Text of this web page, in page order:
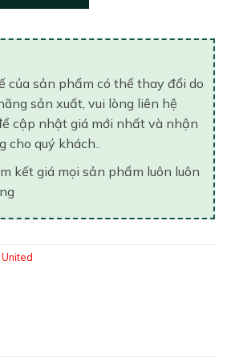
của sản phẩm có thể thay đổi do
sản xuất, vui lòng liên hệ
cập nhật giá mới nhất và nhận
cho quý khách..
kết giá mọi sản phẩm luôn luôn